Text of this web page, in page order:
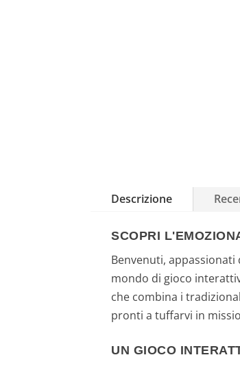
Descrizione
SCOPRI
Benvenuti,
mondo di gioco
che combina i
pronti a tuffarvi in
UN GIOCO